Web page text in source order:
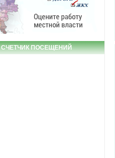
СЧЕТЧИК ПОСЕЩЕНИЙ